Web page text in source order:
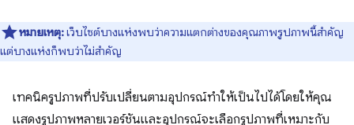
หมายเหตุ:เว็บไซต์บางแห่งพบว่าความแตกต่างของคุณภาพรูปภาพนี้สำคัญ
แต่บางแห่งก็พบว่าไม่สำคัญ
เทคนิครูปภาพที่ปรับเปลี่ยนตามอุปกรณ์ทําให้เป็นไปได้โดยให้คุณ
แสดงรูปภาพหลายเวอร์ชันและอุปกรณ์จะเลือกรูปภาพที่เหมาะกับ